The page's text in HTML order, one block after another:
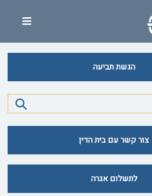
הגשת תביעה
צור קשר עם בית הדין
לתשלום אגרה